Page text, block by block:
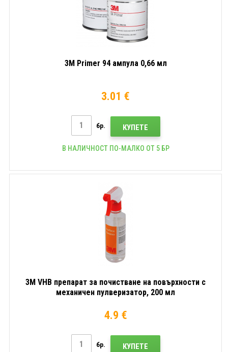
3M Primer 94 ампула 0,66 мл
3.01 €
бр. КУПЕТЕ
В НАЛИЧНОСТ ПО-МАЛКО ОТ 5 БР
3M VHB препарат за почистване на повърхности с
механичен пулверизатор, 200 мл
4.9 €
бр. КУПЕТЕ